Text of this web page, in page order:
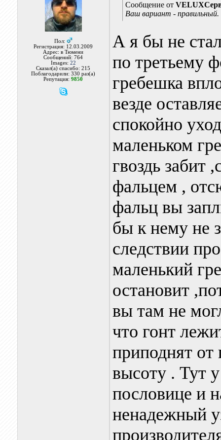
Пол:
Регистрация: 12.03.2009
Адрес: в Тюмени
Сообщений: 764
Images: 22
Сказал(а) спасибо: 215
Поблагодарили: 330 раз(а)
Репутация:9850
Сообщение от
Ваш вариант - правильный.
А я бы не
по третьему
гребешка
везде
спокойно
маленьком
гвоздь забит
фальцем ,
фальц вы
бы к нему не
следствии
маленький
остановит
вы там не
что гонт
приподнят от
высоту . Тут
пословице и
ненадежный